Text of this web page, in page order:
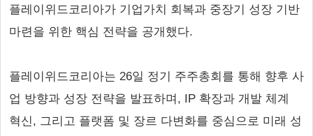
플레이위드코리아가 기업가치 회복과 중장기 성장 기반
마련을 위한 핵심 전략을 공개했다.
플레이위드코리아는 26일 정기 주주총회를 통해 향후 사
업 방향과 성장 전략을 발표하며, IP 확장과 개발 체계
혁신, 그리고 플랫폼 및 장르 다변화를 중심으로 미래 성